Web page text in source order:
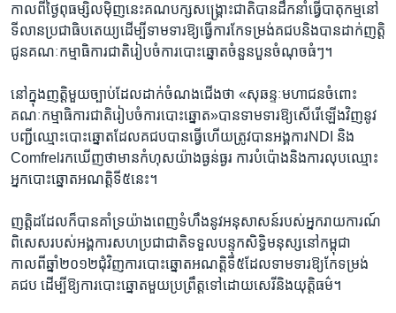
កាល​ពី​ថ្ងៃ​ពុធ​ម្សិលម៉ិញ​នេះ​គណបក្ស​សង្គ្រោះ​ជាតិ​បាន​ដឹកនាំ​ធ្វើ​បាតុកម្ម​នៅ​
ទីលាន​ប្រជាធិបតេយ្យ​ដើម្បី​ទាមទារ​ឱ្យ​ធ្វើ​ការ​កែទម្រង់​គជប​និង​បាន​ដាក់​ញត្តិ​
ជូន​គណៈកម្មាធិការ​ជាតិ​រៀប​ចំការ​បោះឆ្នោត​ចំនួន​បួន​ចំណុច​ធំៗ។​
នៅ​ក្នុង​ញត្តិ​មួយ​ច្បាប់​ដែល​ដាក់​ចំណង​ជើង​ថា «សុឆន្ទៈ​មហាជន​ចំពោះ
គណៈកម្មាធិការ​ជាតិ​រៀប​ចំការ​បោះ​ឆ្នោត»​បាន​ទាមទារ​ឱ្យ​សើរើ​ឡើង​វិញនូវ​
បញ្ជី​ឈ្មោះ​បោះឆ្នោត​ដែល​គជប​បាន​ធ្វើ​ហើយ​ត្រូវ​បាន​អង្គការ​NDI និង​
Comfrel​រក​ឃើញ​ថា​មាន​កំហុស​យ៉ាង​ធ្ងន់​ធ្ងរ​ ការ​បំប៉ោង​និង​ការលុប​ឈ្មោះ​
អ្នក​បោះឆ្នោត​អណត្តិ​ទី​៥​នេះ។​
ញត្តិ​ដដែល​ក៏​បាន​គាំទ្រ​យ៉ាងពេញ​ទំហឹង​នូវ​អនុសាសន៍​របស់​អ្នក​រាយការណ៍​
ពិសេស​របស់​អង្គការ​សហ​ប្រជាជាតិ​ទទួល​បន្ទុក​សិទ្ធិ​មនុស្ស​នៅកម្ពុជា​
កាលពីឆ្នាំ​២០១២​ជុំវិញ​ការ​បោះ​ឆ្នោត​អណត្តិ​ទី​៥​ដែល​ទាមទារ​ឱ្យ​កែទម្រង់​
គជប​ ដើម្បី​ឱ្យ​ការ​បោះ​ឆ្នោត​មួយ​ប្រព្រឹត្ត​ទៅ​ដោយ​សេរី​និង​យុត្តិ​ធម៌។​